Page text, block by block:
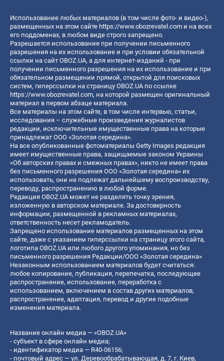
Использование любых материалов (в том числе фото- и видео-),
размещенных на этом сайте https://www.obozrevatel.com и на всех
его поддоменах, в любом виде строго запрещено.
Разрешается использование при получении письменного
разрешения на их использование и при условии обязательной
ссылки на сайт OBOZ.UA, а для интернет-изданий - при
получении письменного разрешения на их использование и при
обязательном размещении прямой, открытой для поисковых
систем, гиперссылки на страницу OBOZ.UA по ссылке
https://www.obozrevatel.com, на которой размещен оригинальный
материал в первом абзаце материала.
Все материалы на этом сайте, в том числе интервью, статьи,
исследования – служебные произведения журналистов
редакции, исключительные имущественные права на которые
принадлежат ООО «Золотая середина».
На все опубликованные фотоматериалы Getty Images редакция
имеет имущественные права, защищаемые законом Украины
«Об авторских правах и смежных правах», никто не имеет права
без письменного разрешения ООО «Золотая середина» их
использовать, они не подлежат дальнейшему воспроизводству,
переводу, распространению в любой форме.
Редакция OBOZ.UA может не разделять точку зрения,
изложенную в авторском материале. За достоверность
информации, размещенной в рекламных материалах,
ответственность несет рекламодатель.
Запрещено использование материалов размещенных на этом
сайте, даже с указанием гиперссылки на страницу этого сайта,
логотипа OBOZ.UA или любого другого упоминания, но без
письменного разрешения Редакции/ООО «Золотая середина»
Незаконным использованием материалов будет считаться:
любое копирование, публикация, перепечатка, последующее
распространение, использование, переработка с
использованием, включением в состав других материалов,
распространение, адаптация, перевод и другие подобные
изменения материала.
Название онлайн медиа — «OBOZ.UA»
- субъект в сфере онлайн медиа;
- идентификатор медиа — R40-06156;
- почтовый адрес — ул. Деревообрабатывающая, д. 7, г. Киев,